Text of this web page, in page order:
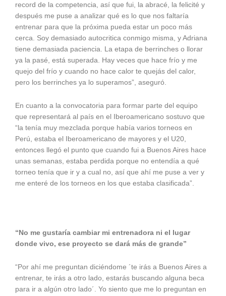
record de la competencia, así que fui, la abracé, la felicité y
después me puse a analizar qué es lo que nos faltaría
entrenar para que la próxima pueda estar un poco más
cerca. Soy demasiado autocritica conmigo misma, y Adriana
tiene demasiada paciencia. La etapa de berrinches o llorar
ya la pasé, está superada. Hay veces que hace frío y me
quejo del frío y cuando no hace calor te quejás del calor,
pero los berrinches ya lo superamos”, aseguró.
En cuanto a la convocatoria para formar parte del equipo
que representará al país en el Iberoamericano sostuvo que
“la tenía muy mezclada porque había varios torneos en
Perú, estaba el Iberoamericano de mayores y el U20,
entonces llegó el punto que cuando fui a Buenos Aires hace
unas semanas, estaba perdida porque no entendía a qué
torneo tenía que ir y a cual no, así que ahí me puse a ver y
me enteré de los torneos en los que estaba clasificada”.
“No me gustaría cambiar mi entrenadora ni el lugar
donde vivo, ese proyecto se dará más de grande”
“Por ahí me preguntan diciéndome ´te irás a Buenos Aires a
entrenar, te irás a otro lado, estarás buscando alguna beca
para ir a algún otro lado´. Yo siento que me lo preguntan en